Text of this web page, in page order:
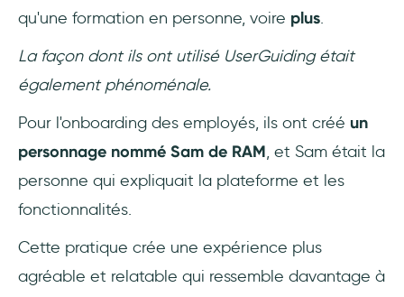
qu'une formation en personne, voire plus.
La façon dont ils ont utilisé UserGuiding était
également phénoménale.
Pour l'onboarding des employés, ils ont créé un
personnage nommé Sam de RAM, et Sam était la
personne qui expliquait la plateforme et les
fonctionnalités.
Cette pratique crée une expérience plus
agréable et relatable qui ressemble davantage à